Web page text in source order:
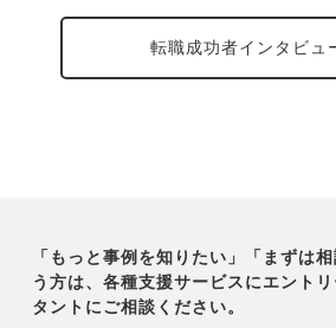
転職成功者インタビュ
「もっと事例を知りたい」「まずは
う方は、各種支援サービスにエント
タントにご相談ください。